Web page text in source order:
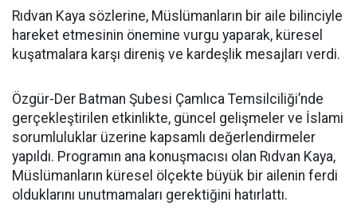
Rıdvan Kaya sözlerine, Müslümanların bir aile bilinciyle
hareket etmesinin önemine vurgu yaparak, küresel
kuşatmalara karşı direniş ve kardeşlik mesajları verdi.
Özgür-Der Batman Şubesi Çamlıca Temsilciliği’nde
gerçekleştirilen etkinlikte, güncel gelişmeler ve İslami
sorumluluklar üzerine kapsamlı değerlendirmeler
yapıldı. Programın ana konuşmacısı olan Rıdvan Kaya,
Müslümanların küresel ölçekte büyük bir ailenin ferdi
olduklarını unutmamaları gerektiğini hatırlattı.